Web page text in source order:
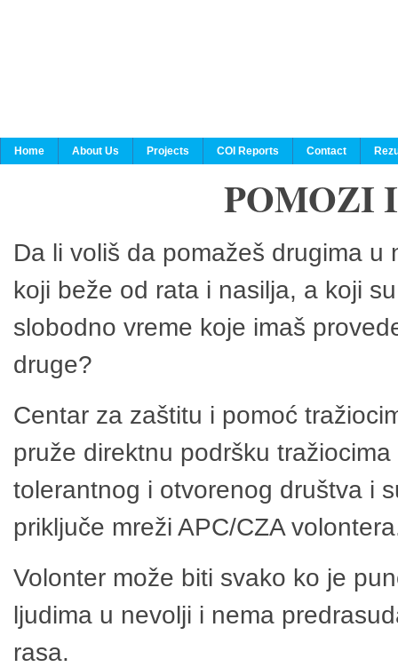
Home About Us Projects COI Reports Contact
POMOZI
Da li voliš da pomažeš drugima
koji beže od rata i nasilja, a koji
slobodno vreme koje imaš
druge?
Centar za zaštitu i pomoć
pruže direktnu podršku
tolerantnog i otvorenog društva i
priključe mreži APC/CZA
Volonter može biti svako ko je
ljudima u nevolji i nema
rasa.